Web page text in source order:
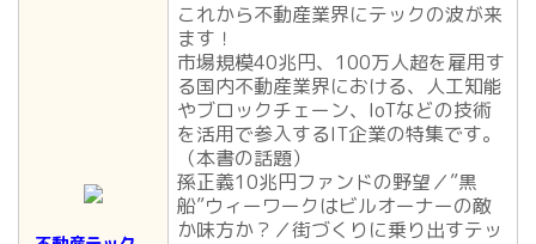
これから不動産業界にテックの波が来
ます！
市場規模40兆円、100万人超を雇用す
る国内不動産業界における、人工知能
やブロックチェーン、IoTなどの技術
を活用で参入するIT企業の特集です。
（本書の話題）
孫正義10兆円ファンドの野望／”黒
船”ウィーワークはビルオーナーの敵
か味方か？／街づくりに乗り出すテッ